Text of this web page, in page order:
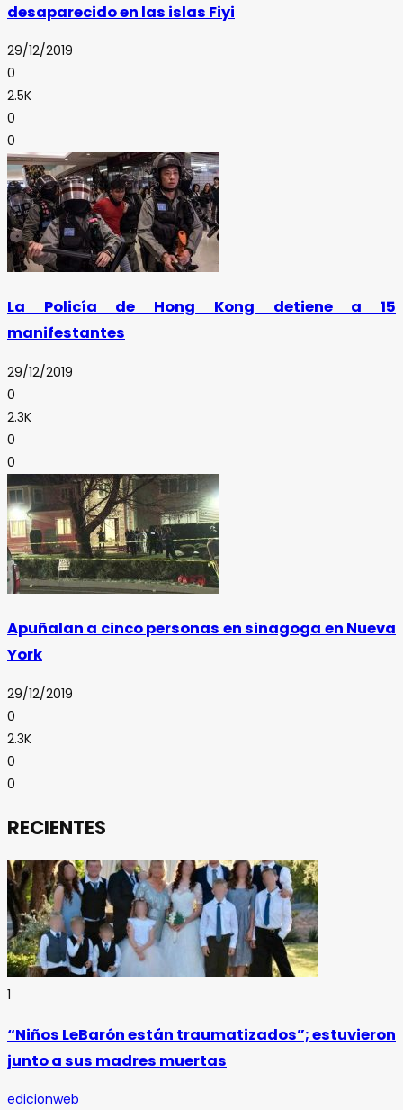
desaparecido en las islas Fiyi
29/12/2019
0
2.5K
0
0
La Policía de Hong Kong detiene a 15
manifestantes
29/12/2019
0
2.3K
0
0
Apuñalan a cinco personas en sinagoga en Nueva
York
29/12/2019
0
2.3K
0
0
RECIENTES
1
“Niños LeBarón están traumatizados”; estuvieron
junto a sus madres muertas
edicionweb